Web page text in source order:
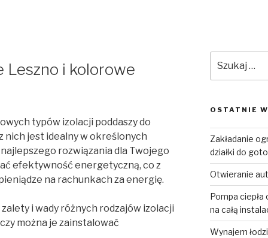
Leszno i kolorowe
typów izolacji poddaszy do
nich jest idealny w określonych
rozwiązania dla Twojego
efektywność energetyczną, co z
na rachunkach za energię.
i wady różnych rodzajów izolacji
można je zainstalować
OSTATNIE
Zakładanie
działki do
Otwieranie
Pompa ciepła
na całą
Wynajem